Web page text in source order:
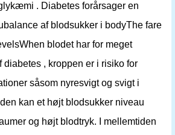
. Diabetes forårsager en
af blodsukker i bodyThe fare
blodet har for meget
diabetes , kroppen er i risiko for
såsom nyresvigt og svigt i
kan et højt blodsukker niveau
og højt blodtryk. I mellemtiden